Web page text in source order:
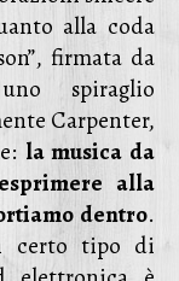
alla coda
firmata da
spiraglio
Carpenter,
la musica da
alla
dentro.
certo tipo di